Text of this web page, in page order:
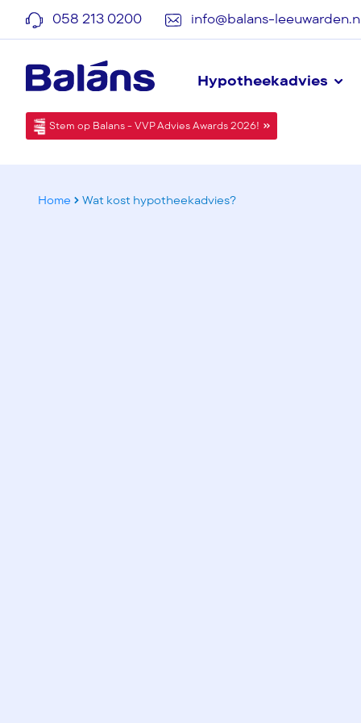
058 213 0200 info@balans-
Hypotheekadvies
Stem op Balans - VVP Advies Awards 2026!
Home Wat kost hypotheekadvies?